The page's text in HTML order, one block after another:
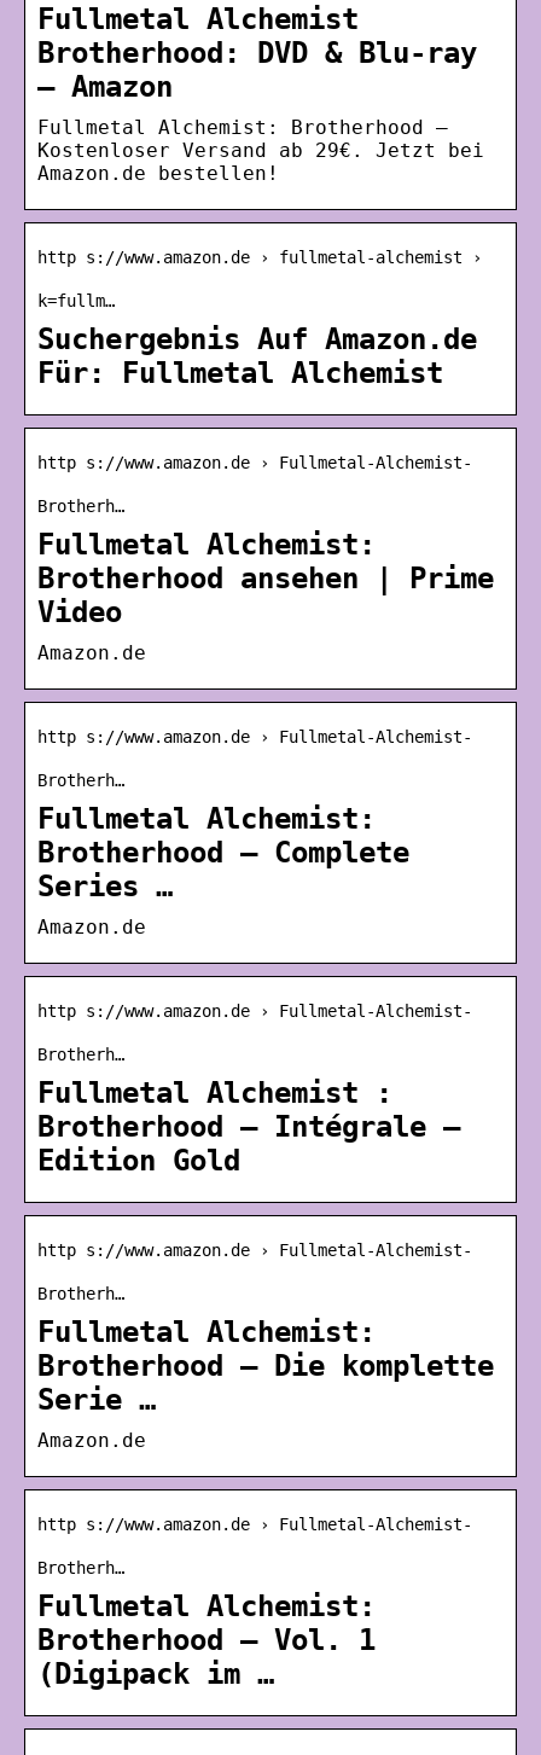
Fullmetal Alchemist
Brotherhood: DVD & Blu-ray
– Amazon
Fullmetal Alchemist: Brotherhood –
Kostenloser Versand ab 29€. Jetzt bei
Amazon.de bestellen!
http s://www.amazon.de › fullmetal-alchemist ›
k=fullm…
Suchergebnis Auf Amazon.de
Für: Fullmetal Alchemist
http s://www.amazon.de › Fullmetal-Alchemist-
Brotherh…
Fullmetal Alchemist:
Brotherhood ansehen | Prime
Video
Amazon.de
http s://www.amazon.de › Fullmetal-Alchemist-
Brotherh…
Fullmetal Alchemist:
Brotherhood – Complete
Series …
Amazon.de
http s://www.amazon.de › Fullmetal-Alchemist-
Brotherh…
Fullmetal Alchemist :
Brotherhood – Intégrale –
Edition Gold
http s://www.amazon.de › Fullmetal-Alchemist-
Brotherh…
Fullmetal Alchemist:
Brotherhood – Die komplette
Serie …
Amazon.de
http s://www.amazon.de › Fullmetal-Alchemist-
Brotherh…
Fullmetal Alchemist:
Brotherhood – Vol. 1
(Digipack im …